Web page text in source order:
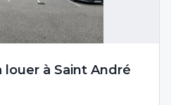
à Saint André